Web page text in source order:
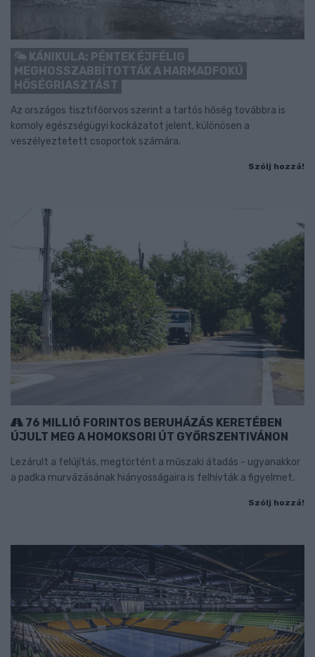
KÁNIKULA: PÉNTEK ÉJFÉLIG
MEGHOSSZABBÍTOTTÁK A HARMADFOKÚ
HŐSÉGRIASZTÁST
Az országos tisztifőorvos szerint a tartós hőség továbbra is
komoly egészségügyi kockázatot jelent, különösen a
veszélyeztetett csoportok számára.
Szólj hozzá!
76 MILLIÓ FORINTOS BERUHÁZÁS KERETÉBEN
ÚJULT MEG A HOMOKSORI ÚT GYŐRSZENTIVÁNON
Lezárult a felújítás, megtörtént a műszaki átadás - ugyanakkor
a padka murvázásának hiányosságaira is felhívták a figyelmet.
Szólj hozzá!